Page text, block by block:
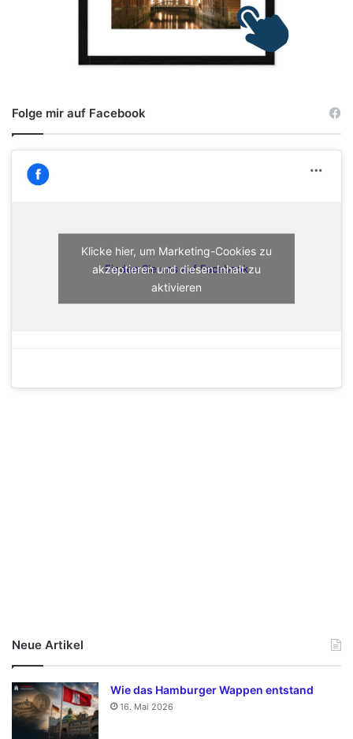
Folge mir auf Facebook
Finden Sie uns auf Facebook
Klicke hier, um Marketing-Cookies zu
akzeptieren und diesen Inhalt zu
aktivieren
Neue Artikel
Wie das Hamburger Wappen entstand
16. Mai 2026